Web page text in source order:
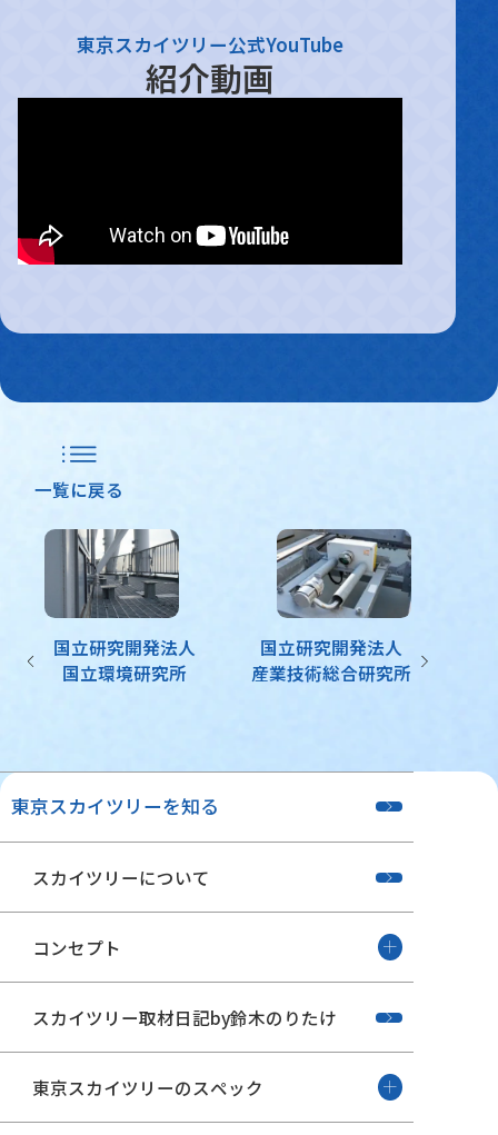
紹介動画
東京スカイツリー公式YouTube
国立研究開発法人
国立環境研究所
国立研究開発法人
産業技術総合研究所
一覧に戻る
東京スカイツリーを知る
スカイツリーについて
コンセプト
スカイツリー取材日記by鈴木のりたけ
東京スカイツリーのスペック